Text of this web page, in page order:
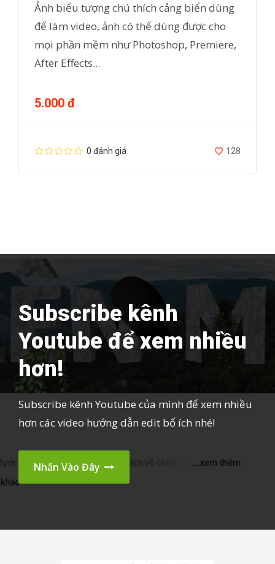
Ảnh biểu tượng chú thích cảng biển dùng
để làm video, ảnh có thể dùng được cho
mọi phần mềm như Photoshop, Premiere,
After Effects...
5.000 đ
0 đánh giá 128
Subscribe kênh
Youtube để xem nhiều
hơn!
Subscribe kênh Youtube của mình để xem nhiều
hơn các video hướng dẫn edit bổ ích nhé!
Nhấn Vào Đây